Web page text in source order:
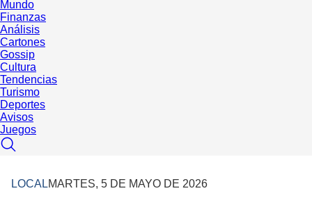
Mundo
Finanzas
Análisis
Cartones
Gossip
Cultura
Tendencias
Turismo
Deportes
Avisos
Juegos
LOCALMARTES, 5 DE MAYO DE 2026